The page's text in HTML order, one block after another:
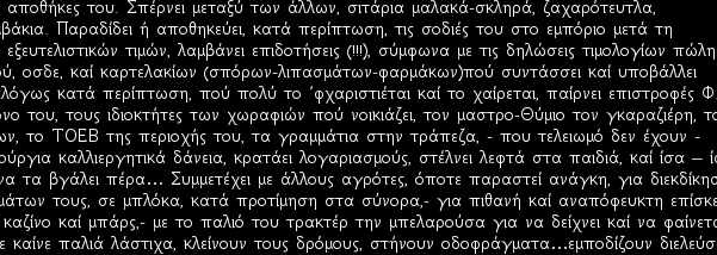
αποθήκες του. Σπέρνει μεταξύ των άλλων, σιτάρια μαλακά-σκληρά, ζαχαρότευτλα,
Παραδίδει ή αποθηκεύει, κατά περίπτωση, τις σοδιές του στο εμπόριο μετά τη
εξευτελιστικών τιμών, λαμβάνει επιδοτήσεις (!!!), σύμφωνα με τις δηλώσεις τιμολογίων
οσδε, καί καρτελακίων (σπόρων-λιπασμάτων-φαρμάκων)πού συντάσσει καί υποβάλλει
κατά περίπτωση, πού πολύ το ΄φχαριστιέται καί το χαίρεται, παίρνει επιστροφές
του, τους ιδιοκτήτες των χωραφιών πού νοικιάζει, τον μαστρο-Θύμιο τον γκαραζιέρη,
το ΤΟΕΒ της περιοχής του, τα γραμμάτια στην τράπεζα, - που τελειωμό δεν έχουν -
καλλιεργητικά δάνεια, κρατάει λογαριασμούς, στέλνει λεφτά στα παιδιά, καί ίσα –
τα βγάλει πέρα… Συμμετέχει με άλλους αγρότες, όποτε παραστεί ανάγκη, για
τους, σε μπλόκα, κατά προτίμηση στα σύνορα,- για πιθανή καί αναπόφευκτη
καί μπάρς,- με το παλιό του τρακτέρ την μπελαρούσα για να δείχνει καί να
καίνε παλιά λάστιχα, κλείνουν τους δρόμους, στήνουν οδοφράγματα…εμποδίζουν